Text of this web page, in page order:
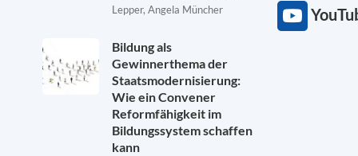
Lepper, Angela Müncher
Bildung als
Gewinnerthema der
Staatsmodernisierung:
Wie ein Convener
Reformfähigkeit im
Bildungssystem schaffen
kann